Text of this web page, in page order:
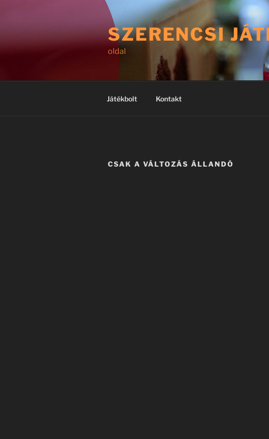
SZERENCSI
oldal
Játékbolt Kontakt
CSAK A VÁLTOZÁS ÁLLANDÓ